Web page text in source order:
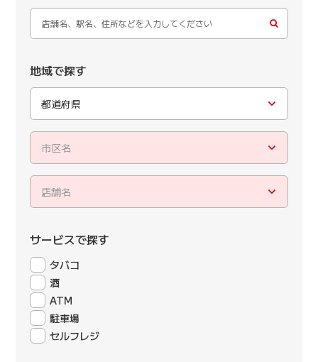
地域で探す
都道府県
市区名
店舗名
サービスで探す
タバコ
酒
ATM
駐車場
セルフレジ